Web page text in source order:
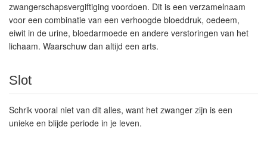
zwangerschapsvergiftiging voordoen. Dit is een verzamelnaam
voor een combinatie van een verhoogde bloeddruk, oedeem,
eiwit in de urine, bloedarmoede en andere verstoringen van het
lichaam. Waarschuw dan altijd een arts.
Slot
Schrik vooral niet van dit alles, want het zwanger zijn is een
unieke en blijde periode in je leven.